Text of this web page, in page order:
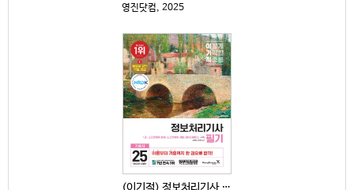
영진닷컴, 2025